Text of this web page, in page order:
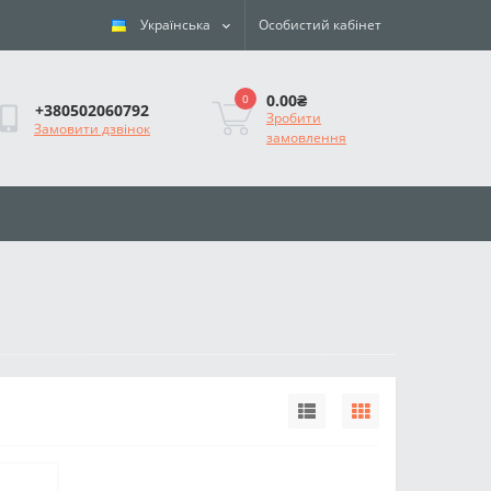
Українська Особистий кабінет
+380502060792
Замовити дзвінок
0 0.00₴
Зробити
замовлення